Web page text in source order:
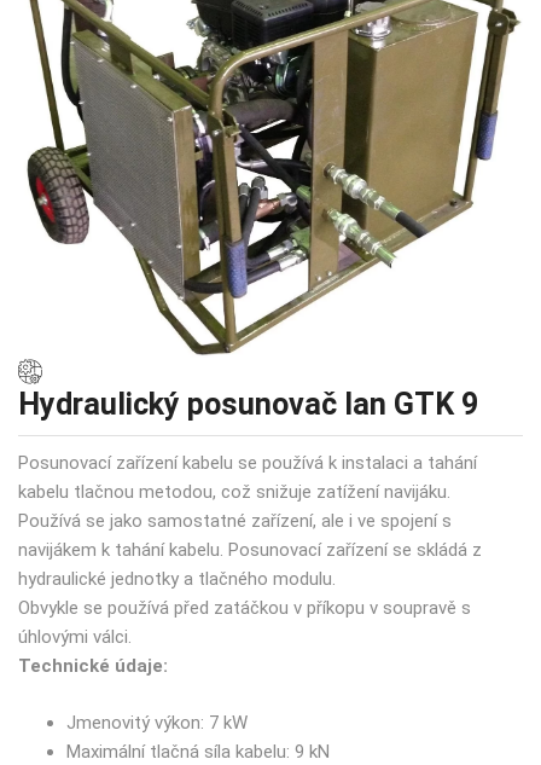
Hydraulický posunovač lan GTK 9
Posunovací zařízení kabelu se používá k instalaci a tahání
kabelu tlačnou metodou, což snižuje zatížení navijáku.
Používá se jako samostatné zařízení, ale i ve spojení s
navijákem k tahání kabelu. Posunovací zařízení se skládá z
hydraulické jednotky a tlačného modulu.
Obvykle se používá před zatáčkou v příkopu v soupravě s
úhlovými válci.
Technické údaje:
Jmenovitý výkon: 7 kW
Maximální tlačná síla kabelu: 9 kN